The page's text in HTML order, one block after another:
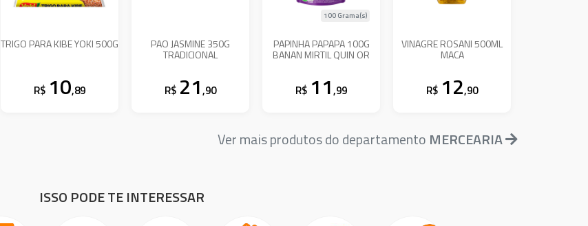
TRIGO PARA KIBE YOKI 500G
R$ 10,89
PAO JASMINE 350G
TRADICIONAL
R$ 21,90
PAPINHA PAPAPA 100G
BANAN MIRTIL QUIN OR
100 Grama(s)
R$ 11,99
VINAGRE ROSANI 500ML
MACA
R$ 12,90
Ver mais produtos do departamento MERCEARIA
ISSO PODE TE INTERESSAR